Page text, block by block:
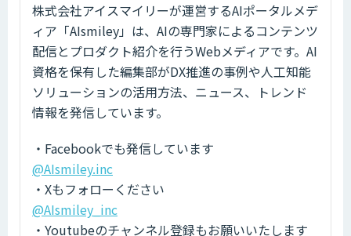
株式会社アイスマイリーが運営するAIポータルメデ
ィア「AIsmiley」は、AIの専門家によるコンテンツ
配信とプロダクト紹介を行うWebメディアです。AI
資格を保有した編集部がDX推進の事例や人工知能
ソリューションの活用方法、ニュース、トレンド
情報を発信しています。
・Facebookでも発信しています
@AIsmiley.inc
・Xもフォローください
@AIsmiley_inc
・Youtubeのチャンネル登録もお願いいたします